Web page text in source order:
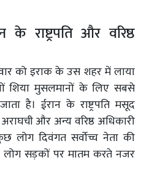
राष्ट्रपति और वरिष्ठ
को इराक के उस शहर में लाया
शिया मुसलमानों के लिए सबसे
है। ईरान के राष्ट्रपति मसूद
और अन्य वरिष्ठ अधिकारी
लोग दिवंगत सर्वोच्च नेता की
सड़कों पर मातम करते नजर